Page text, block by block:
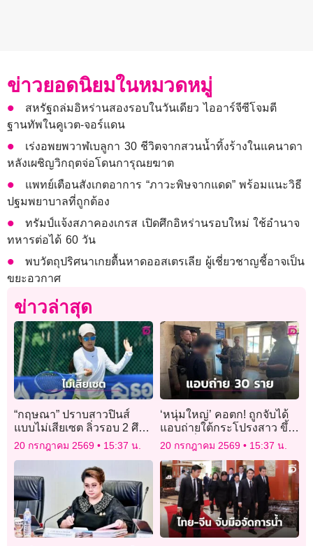
ข่าวยอดนิยมในหมวดหมู่
สหรัฐถล่มอิหร่านสองรอบในวันเดียว ไออาร์จีซีโจมตี
ฐานทัพในคูเวต-จอร์แดน
เร่งอพยพวาฬเบลูกา 30 ชีวิตจากสวนน้ำทิ้งร้างในแคนาดา
หลังเผชิญวิกฤตจ่อโดนการุณยฆาต
แพทย์เตือนสังเกตอาการ “ภาวะพิษจากแดด” พร้อมแนะวิธี
ปฐมพยาบาลที่ถูกต้อง
ทรัมป์แจ้งสภาคองเกรส เปิดศึกอิหร่านรอบใหม่ ใช้อำนาจ
ทหารต่อได้ 60 วัน
พบวัตถุปริศนาเกยตื้นหาดออสเตรเลีย ผู้เชี่ยวชาญชี้อาจเป็น
ขยะอวกาศ
ข่าวล่าสุด
“กฤษณา” ปราบสาวปินส์
แบบไม่เสียเซต ลิ่วรอบ 2 ศึก
เทนนิสเยาวชนโฟร์ทีน
20 กรกฎาคม 2569 15:37 น.
‘หนุ่มใหญ่’ คอตก! ถูกจับได้
แอบถ่ายใต้กระโปรงสาว ขึ้น
บันไดเลื่อน MRT สารภาพทำ
มาแล้วกว่า 30 ราย
20 กรกฎาคม 2569 15:37 น.